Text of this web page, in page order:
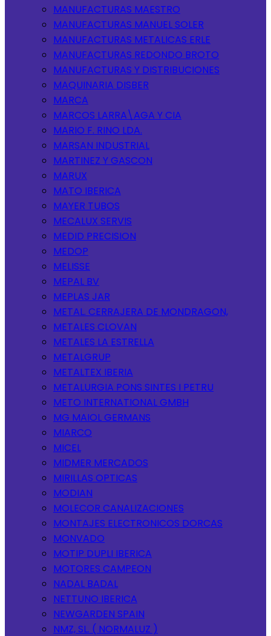
MANUFACTURAS MAESTRO
MANUFACTURAS MANUEL SOLER
MANUFACTURAS METALICAS ERLE
MANUFACTURAS REDONDO BROTO
MANUFACTURAS Y DISTRIBUCIONES
MAQUINARIA DISBER
MARCA
MARCOS LARRA\AGA Y CIA
MARIO F. RINO LDA.
MARSAN INDUSTRIAL
MARTINEZ Y GASCON
MARUX
MATO IBERICA
MAYER TUBOS
MECALUX SERVIS
MEDID PRECISION
MEDOP
MELISSE
MEPAL BV
MEPLAS JAR
METAL. CERRAJERA DE MONDRAGON,
METALES CLOVAN
METALES LA ESTRELLA
METALGRUP
METALTEX IBERIA
METALURGIA PONS SINTES I PETRU
METO INTERNATIONAL GMBH
MG MAIOL GERMANS
MIARCO
MICEL
MIDMER MERCADOS
MIRILLAS OPTICAS
MODIAN
MOLECOR CANALIZACIONES
MONTAJES ELECTRONICOS DORCAS
MONVADO
MOTIP DUPLI IBERICA
MOTORES CAMPEON
NADAL BADAL
NETTUNO IBERICA
NEWGARDEN SPAIN
NMZ, SL. ( NORMALUZ )